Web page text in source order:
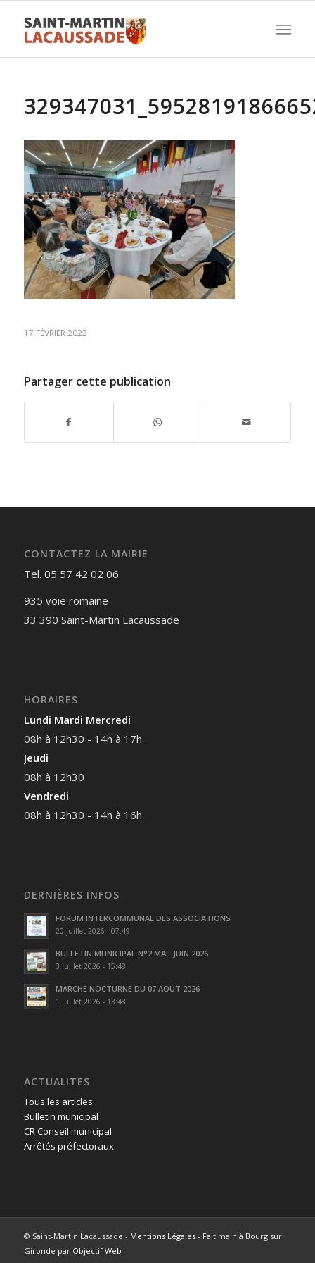
17 FÉVRIER 2023
Partager cette publication
CONTACTEZ LA MAIRIE
Tel. 05 57 42 02 06
935 voie romaine
33 390 Saint-Martin Lacaussade
HORAIRES
Lundi Mardi Mercredi
08h à 12h30 - 14h à 17h
Jeudi
08h à 12h30
Vendredi
08h à 12h30 - 14h à 16h
DERNIÈRES INFOS
FORUM INTERCOMMUNAL DES ASSOCIATIONS
20 juillet 2026 - 07:49
BULLETIN MUNICIPAL N°2 MAI- JUIN 2026
3 juillet 2026 - 15:48
MARCHE NOCTURNE DU 07 AOUT 2026
1 juillet 2026 - 13:48
ACTUALITES
Tous les articles
Bulletin municipal
CR Conseil municipal
Arrêtés préfectoraux
© Saint-Martin Lacaussade - Mentions Légales- Fait main à Bourg sur
Gironde par Objectif Web